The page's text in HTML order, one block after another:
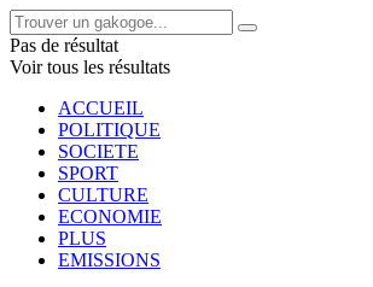
Pas de résultat
Voir tous les résultats
ACCUEIL
POLITIQUE
SOCIETE
SPORT
CULTURE
ECONOMIE
PLUS
EMISSIONS